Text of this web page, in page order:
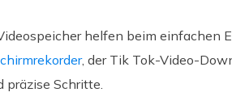
helfen beim einfachen
, der Tik Tok-Video-
präzise Schritte.